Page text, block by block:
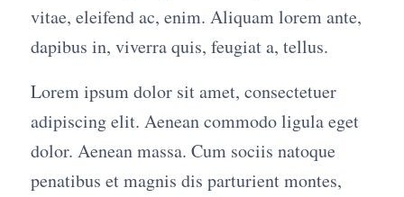
vitae, eleifend ac, enim. Aliquam lorem ante,
dapibus in, viverra quis, feugiat a, tellus.
Lorem ipsum dolor sit amet, consectetuer
adipiscing elit. Aenean commodo ligula eget
dolor. Aenean massa. Cum sociis natoque
penatibus et magnis dis parturient montes,